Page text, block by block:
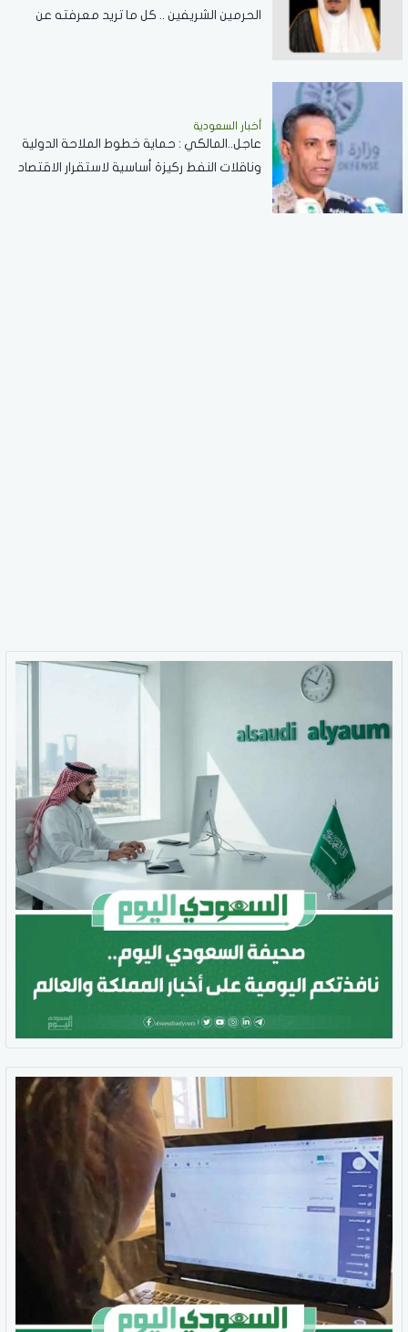
الحرمين الشريفين .. كل ما تريد معرفته عن
أخبار السعودية
عاجل..المالكي : حماية خطوط الملاحة الدولية
وناقلات النفط ركيزة أساسية لاستقرار الاقتصاد